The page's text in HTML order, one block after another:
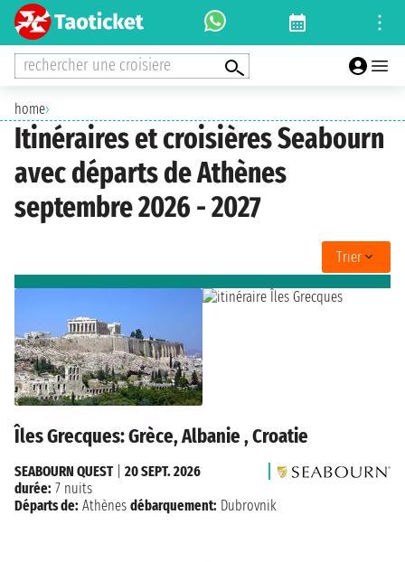
rechercher une croisiere
home›
Itinéraires et croisières Seabourn
avec départs de Athènes
septembre 2026 - 2027
Trier
Îles Grecques: Grèce, Albanie , Croatie
SEABOURN QUEST| 20 SEPT. 2026
durée: 7 nuits
Départs de: Athènes débarquement: Dubrovnik